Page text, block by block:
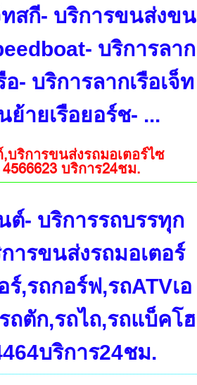
สกี- บริการขนส่งขน
บริการลาก
- บริการลากเรือเจ็ท
ายเรือยอร์ช- ...
ริการขนส่งรถมอเตอร์ไซ
บริการ24ชม.
ต์- บริการรถบรรทุก
ารขนส่งรถมอเตอร์
,รถกอร์ฟ,รถATVเอ
ถตัก,รถไถ,รถแบ็คโฮ
บริการ24ชม.